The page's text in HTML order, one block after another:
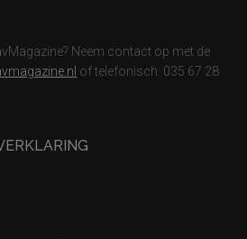
Neem contact op met de
of telefonisch: 035 67 28